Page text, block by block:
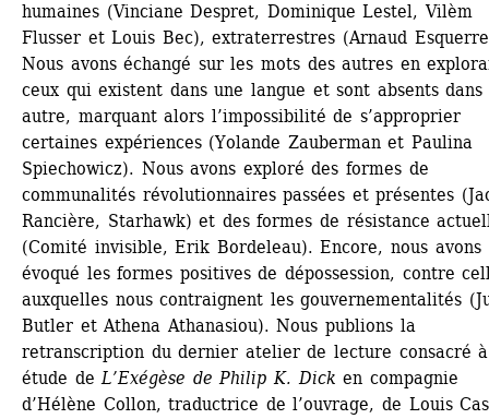
humaines (Vinciane Despret, Dominique Lestel, Vilèm
Flusser et Louis Bec), extraterrestres (Arnaud
Nous avons échangé sur les mots des autres en
ceux qui existent dans une langue et sont absents dans
autre, marquant alors l’impossibilité de s’approprier
certaines expériences (Yolande Zauberman et Paulina
Spiechowicz). Nous avons exploré des formes de
communalités révolutionnaires passées et présentes
Rancière, Starhawk) et des formes de résistance
(Comité invisible, Erik Bordeleau). Encore, nous avons
évoqué les formes positives de dépossession, contre
auxquelles nous contraignent les gouvernementalités
Butler et Athena Athanasiou). Nous publions la
retranscription du dernier atelier de lecture consacré
étude de L’Exégèse de Philip K. Dick en compagnie
d’Hélène Collon, traductrice de l’ouvrage, de Louis